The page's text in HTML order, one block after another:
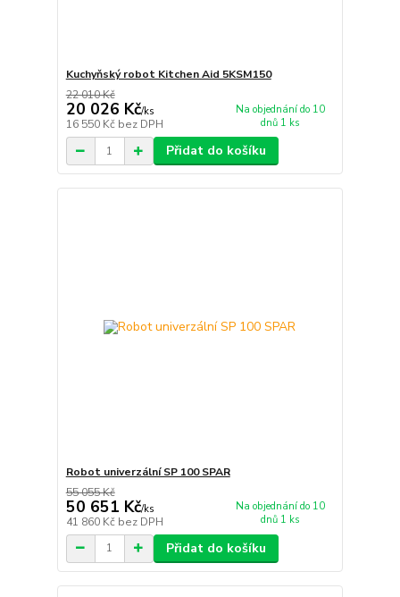
Kuchyňský robot Kitchen Aid 5KSM150
22 010 Kč
20 026 Kč/ks
16 550 Kč bez DPH
Na objednání do 10
dnů 1 ks
Přidat do košíku
Robot univerzální SP 100 SPAR
55 055 Kč
50 651 Kč/ks
41 860 Kč bez DPH
Na objednání do 10
dnů 1 ks
Přidat do košíku